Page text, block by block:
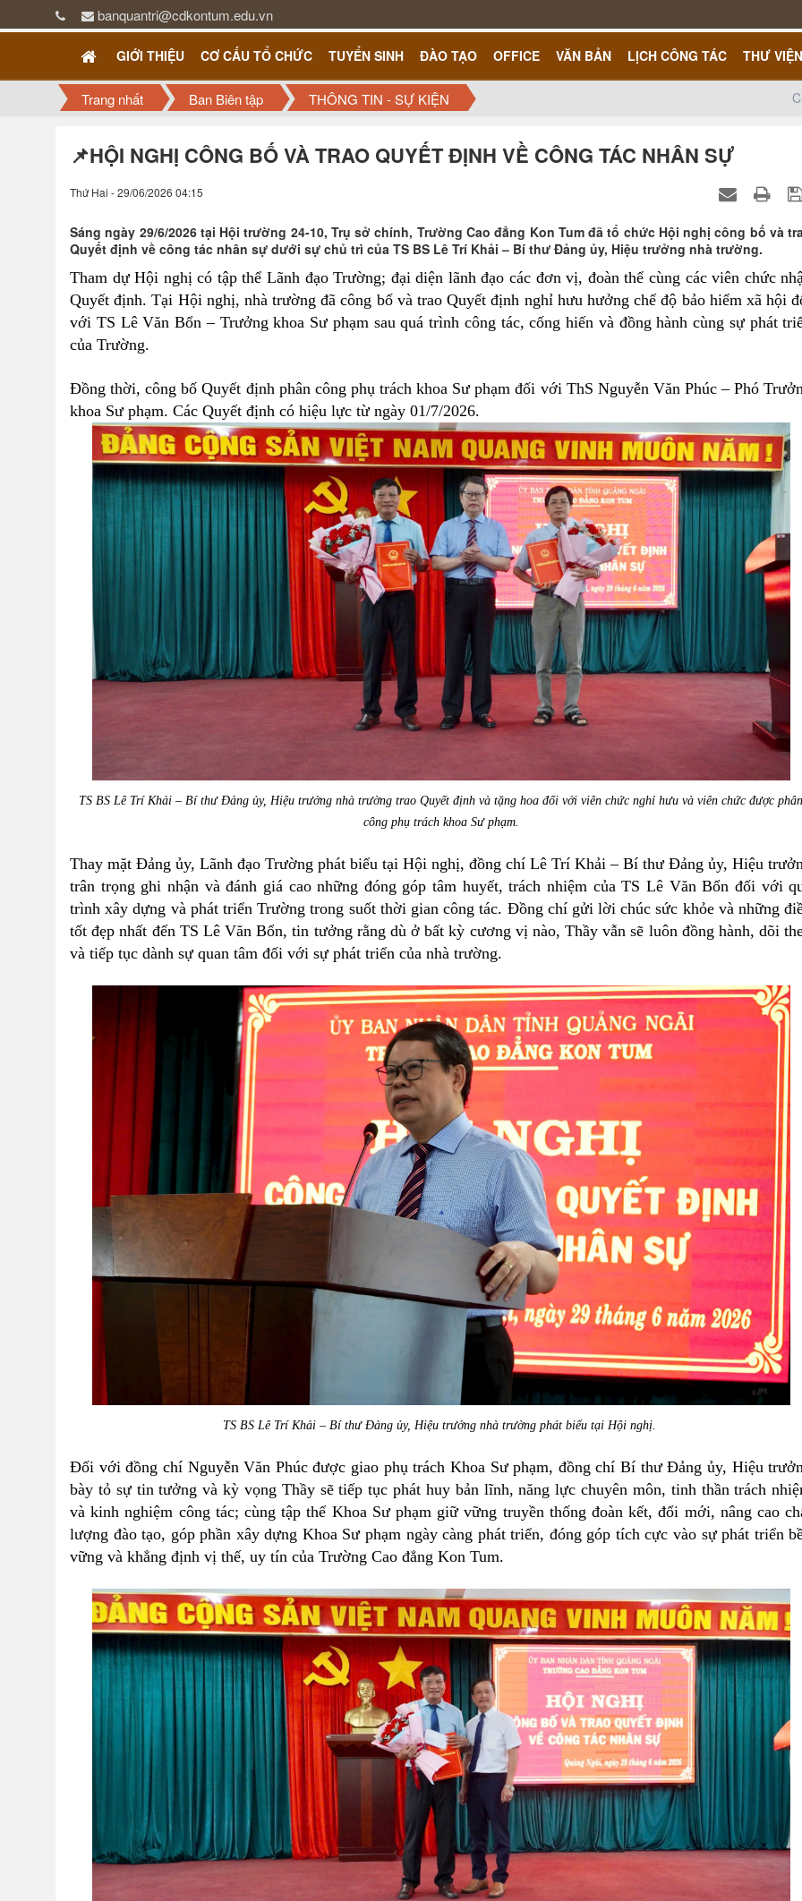
banquantri@cdkontum.edu.vn
GIỚI THIỆU CƠ CẤU TỔ CHỨC TUYỂN SINH ĐÀO TẠO OFFICE VĂN BẢN LỊCH CÔNG TÁC THƯ VIỆN
Trang nhất Ban Biên tập THÔNG TIN - SỰ KIỆN
📌HỘI NGHỊ CÔNG BỐ VÀ TRAO QUYẾT ĐỊNH VỀ CÔNG TÁC NHÂN SỰ
Thứ Hai - 29/06/2026 04:15
Sáng ngày 29/6/2026 tại Hội trường 24-10, Trụ sở chính, Trường Cao đẳng Kon Tum đã tổ chức Hội nghị công bố và
Quyết định về công tác nhân sự dưới sự chủ trì của TS BS Lê Trí Khải – Bí thư Đảng ủy, Hiệu trưởng nhà trường.
Tham dự Hội nghị có tập thể Lãnh đạo Trường; đại diện lãnh đạo các đơn vị, đoàn thể cùng các viên chức
Quyết định.Tại Hội nghị, nhà trường đã công bố và trao Quyết định nghỉ hưu hưởng chế độ bảo hiểm xã hội
với TS Lê Văn Bổn – Trưởng khoa Sư phạm sau quá trình công tác, cống hiến và đồng hành cùng sự phát
của Trường.
Đồng thời, công bố Quyết định phân công phụ trách khoa Sư phạm đối với ThS Nguyễn Văn Phúc – Phó
khoa Sư phạm. Các Quyết định có hiệu lực từ ngày 01/7/2026.
TS BS Lê Trí Khải – Bí thư Đảng ủy, Hiệu trưởng nhà trường trao Quyết định và tặng hoa đối với viên chức nghỉ hưu và viên chức được
công phụ trách khoa Sư phạm.
Thay mặt Đảng ủy, Lãnh đạo Trường phát biểu tại Hội nghị, đồng chí Lê Trí Khải – Bí thư Đảng ủy, Hiệu
trân trọng ghi nhận và đánh giá cao những đóng góp tâm huyết, trách nhiệm của TS Lê Văn Bổn đối với
trình xây dựng và phát triển Trường trong suốt thời gian công tác. Đồng chí gửi lời chúc sức khỏe và những
tốt đẹp nhất đến TS Lê Văn Bổn, tin tưởng rằng dù ở bất kỳ cương vị nào, Thầy vẫn sẽ luôn đồng hành, dõi
và tiếp tục dành sự quan tâm đối với sự phát triển của nhà trường.
TS BS Lê Trí Khải – Bí thư Đảng ủy, Hiệu trưởng nhà trường phát biểu tại Hội nghị.
Đối với đồng chí Nguyễn Văn Phúc được giao phụ trách Khoa Sư phạm, đồng chí Bí thư Đảng ủy, Hiệu
bày tỏ sự tin tưởng và kỳ vọng Thầy sẽ tiếp tục phát huy bản lĩnh, năng lực chuyên môn, tinh thần trách
và kinh nghiệm công tác; cùng tập thể Khoa Sư phạm giữ vững truyền thống đoàn kết, đổi mới, nâng cao
lượng đào tạo, góp phần xây dựng Khoa Sư phạm ngày càng phát triển, đóng góp tích cực vào sự phát triển
vững và khẳng định vị thế, uy tín của Trường Cao đẳng Kon Tum.